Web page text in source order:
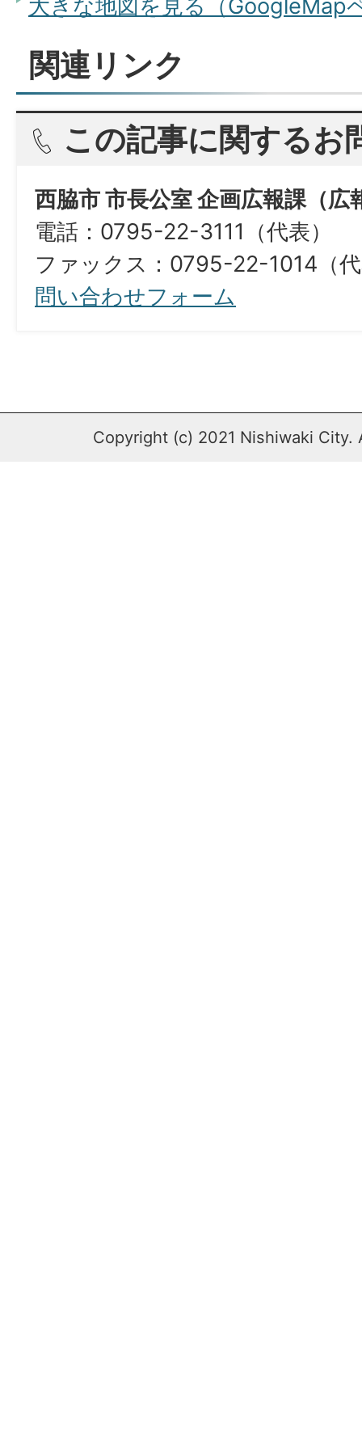
大きな地図を見る（GoogleMap
関連リンク
この記事に関するお
西脇市 市長公室 企画広報課（広
電話：0795-22-3111（代表）
ファックス：0795-22-1014（
問い合わせフォーム
Copyright (c) 2021 Nishiwaki City.